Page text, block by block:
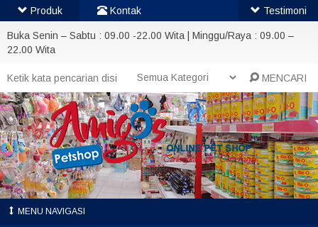
Buka Senin – Sabtu : 09.00 -22.00 Wita | Minggu/Raya : 09.00 –
22.00 Wita
MENCARI
MENU NAVIGASI
Produk Kontak Testimoni